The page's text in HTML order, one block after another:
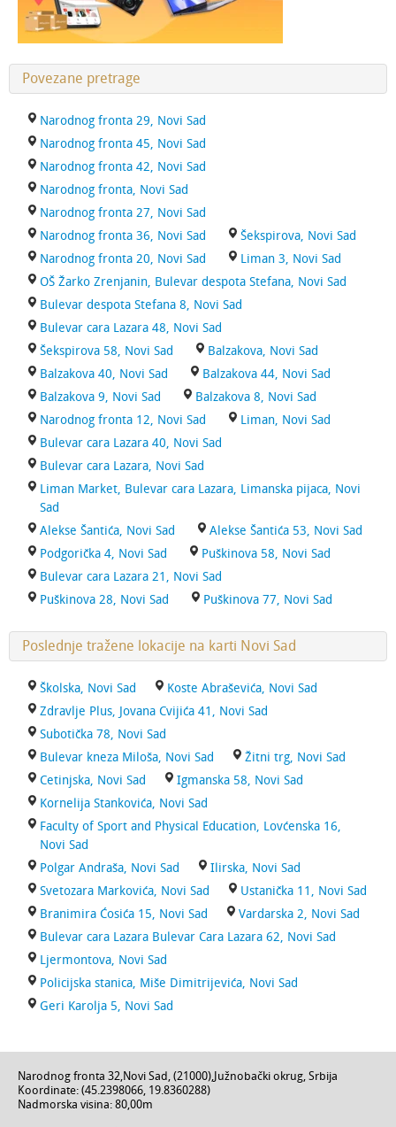
Povezane pretrage
Narodnog fronta 29, Novi Sad
Narodnog fronta 45, Novi Sad
Narodnog fronta 42, Novi Sad
Narodnog fronta, Novi Sad
Narodnog fronta 27, Novi Sad
Narodnog fronta 36, Novi Sad
Šekspirova, Novi Sad
Narodnog fronta 20, Novi Sad
Liman 3, Novi Sad
OŠ Žarko Zrenjanin, Bulevar despota Stefana, Novi Sad
Bulevar despota Stefana 8, Novi Sad
Bulevar cara Lazara 48, Novi Sad
Šekspirova 58, Novi Sad
Balzakova, Novi Sad
Balzakova 40, Novi Sad
Balzakova 44, Novi Sad
Balzakova 9, Novi Sad
Balzakova 8, Novi Sad
Narodnog fronta 12, Novi Sad
Liman, Novi Sad
Bulevar cara Lazara 40, Novi Sad
Bulevar cara Lazara, Novi Sad
Liman Market, Bulevar cara Lazara, Limanska pijaca, Novi
Sad
Alekse Šantića, Novi Sad
Alekse Šantića 53, Novi Sad
Podgorička 4, Novi Sad
Puškinova 58, Novi Sad
Bulevar cara Lazara 21, Novi Sad
Puškinova 28, Novi Sad
Puškinova 77, Novi Sad
Poslednje tražene lokacije na karti Novi Sad
Školska, Novi Sad
Koste Abraševića, Novi Sad
Zdravlje Plus, Jovana Cvijića 41, Novi Sad
Subotička 78, Novi Sad
Bulevar kneza Miloša, Novi Sad
Žitni trg, Novi Sad
Cetinjska, Novi Sad
Igmanska 58, Novi Sad
Kornelija Stankovića, Novi Sad
Faculty of Sport and Physical Education, Lovćenska 16,
Novi Sad
Polgar Andraša, Novi Sad
Ilirska, Novi Sad
Svetozara Markovića, Novi Sad
Ustanička 11, Novi Sad
Branimira Ćosića 15, Novi Sad
Vardarska 2, Novi Sad
Bulevar cara Lazara Bulevar Cara Lazara 62, Novi Sad
Ljermontova, Novi Sad
Policijska stanica, Miše Dimitrijevića, Novi Sad
Geri Karolja 5, Novi Sad
Narodnog fronta 32,Novi Sad, (21000), Južnobački okrug, Srbija
Koordinate: (45.2398066, 19.8360288)
Nadmorska visina: 80,00m